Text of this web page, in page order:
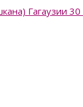
Гагаузии 30